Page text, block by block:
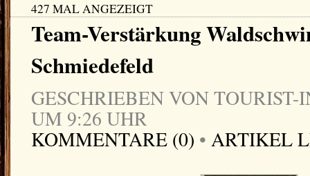
427 MAL ANGEZEIGT
Team-Verstärkung
Schmiedefeld
GESCHRIEBEN VON TOURIST-
UM 9:26 UHR
KOMMENTARE (0) • ARTIKEL